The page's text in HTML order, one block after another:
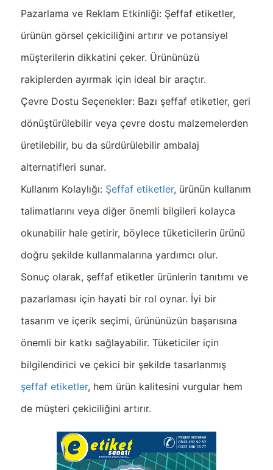
Pazarlama ve Reklam Etkinliği: Şeffaf etiketler,
ürünün görsel çekiciliğini artırır ve potansiyel
müşterilerin dikkatini çeker. Ürününüzü
rakiplerden ayırmak için ideal bir araçtır.
Çevre Dostu Seçenekler: Bazı şeffaf etiketler, geri
dönüştürülebilir veya çevre dostu malzemelerden
üretilebilir, bu da sürdürülebilir ambalaj
alternatifleri sunar.
Kullanım Kolaylığı: Şeffaf etiketler, ürünün kullanım
talimatlarını veya diğer önemli bilgileri kolayca
okunabilir hale getirir, böylece tüketicilerin ürünü
doğru şekilde kullanmalarına yardımcı olur.
Sonuç olarak, şeffaf etiketler ürünlerin tanıtımı ve
pazarlaması için hayati bir rol oynar. İyi bir
tasarım ve içerik seçimi, ürününüzün başarısına
önemli bir katkı sağlayabilir. Tüketiciler için
bilgilendirici ve çekici bir şekilde tasarlanmış
şeffaf etiketler, hem ürün kalitesini vurgular hem
de müşteri çekiciliğini artırır.